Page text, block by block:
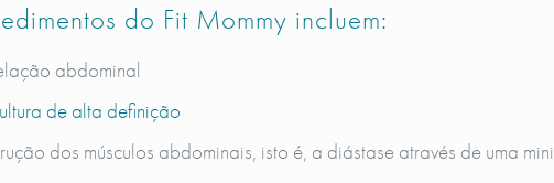
do Fit Mommy incluem:
abdominal
de alta definição
dos músculos abdominais, isto é, a diástase através de uma mini